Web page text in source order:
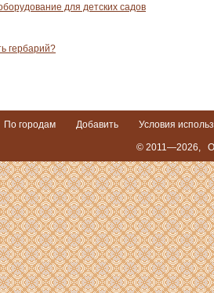
для детских садов
гербарий?
По городам Добавить Условия
© 2011—2026,